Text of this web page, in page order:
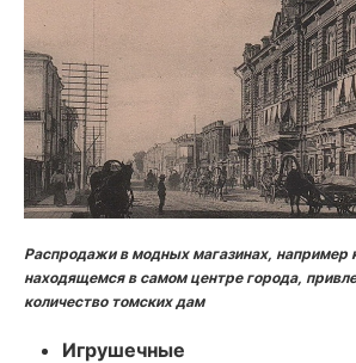
Распродажи в модных магазинах, например
находящемся в самом центре города,
количество томских дам
Игрушечные